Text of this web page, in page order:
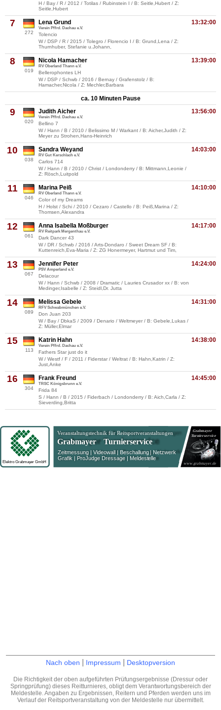
H / Bay / R / 2012 / Totilas / Rubinstein I / B: Seitle,Hubert / Z:
Seitle,Hubert
7
272
13:32:00
Lena Grund
Verein Pffrd. Dachau e.V.
Tolencio
W / DSP / R / 2015 / Tolegro / Florencio I / B: Grund,Lena / Z:
Thurnhuber, Stefanie u.Johann,
8
019
13:39:00
Nicola Hamacher
RV Oberland Thann e.V.
Bellerophontes LH
W / DSP / Schwb / 2016 / Bernay / Grafenstolz / B:
Hamacher,Nicola / Z: Mechler,Barbara
ca. 10 Minuten Pause
9
020
13:56:00
Judith Aicher
Verein Pffrd. Dachau e.V.
Bellino 7
W / Hann / B / 2010 / Belissimo M / Warkant / B: Aicher,Judith / Z:
Meyer zu Strohen,Hans-Heinrich
10
038
14:03:00
Sandra Weyand
RV Gut Kerschlach e.V.
Carlos 714
W / Hann / B / 2010 / Christ / Londonderry / B: Mittmann,Leonie /
Z: Rösch,Luitpold
11
046
14:10:00
Marina Peiß
RV Oberland Thann e.V.
Color of my Dreams
H / Holst / Schi / 2010 / Cezaro / Castello / B: Peiß,Marina / Z:
Thomsen,Alexandra
12
061
14:17:00
Anna Isabella Moßburger
RV Reitpark Mergenthau e.V.
Dark Dancer 43
W / DR / Schwb / 2016 / Arts-Dondaro / Sweet Dream SF / B:
Kuttenreich,Eva-Maria / Z: ZG Honermeyer, Hartmut und Tim,
13
067
14:24:00
Jennifer Peter
PSV Amperland e.V.
Delacour
W / Hann / Schwb / 2008 / Dramatic / Lauries Crusador xx / B: von
Medinger,Isabelle / Z: Steidl,Dr. Jutta
14
089
14:31:00
Melissa Gebele
RFV Schwabmünchen e.V.
Don Juan 203
W / Bay / DbkaS / 2009 / Denario / Weltmeyer / B: Gebele,Lukas /
Z: Müller,Elmar
15
113
14:38:00
Katrin Hahn
Verein Pffrd. Dachau e.V.
Fathers Star just do it
W / Westf / F / 2011 / Fiderstar / Weltrat / B: Hahn,Katrin / Z:
Just,Anke
16
304
14:45:00
Frank Freund
TRSC Königsbrunn e.V.
Frida 84
S / Hann / B / 2015 / Fiderbach / Londonderry / B: Aich,Carla / Z:
Sieverding,Britta
Nach oben Impressum Desktopversion
Die Richtigkeit der oben aufgeführten Prüfungsergebnisse (Dressur oder
Springprüfung) dieses Reitturnieres, obligt dem Verantwortungsbereich der
Meldestelle. Angaben zu Ergebnissen, Reitern und Pferden werden uns im
Verlauf der Reitsportveranstaltung von der Meldestelle nur übermittelt.